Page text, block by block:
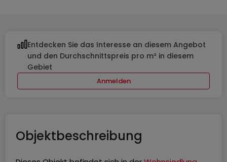
Entdecken Sie das Interesse an diesem Angebot
und den Durchschnittspreis pro m² in diesem
Gebiet
Anmelden
Objektbeschreibung